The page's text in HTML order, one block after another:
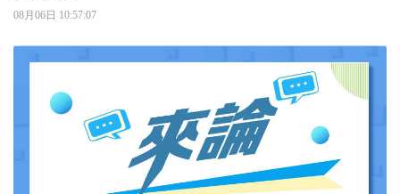
08月06日 10:57:07